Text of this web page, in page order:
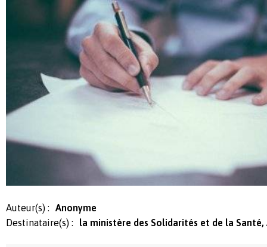
Auteur(s) :
Anonyme
Destinataire(s) :
la ministère des Solidarités et de la Santé,